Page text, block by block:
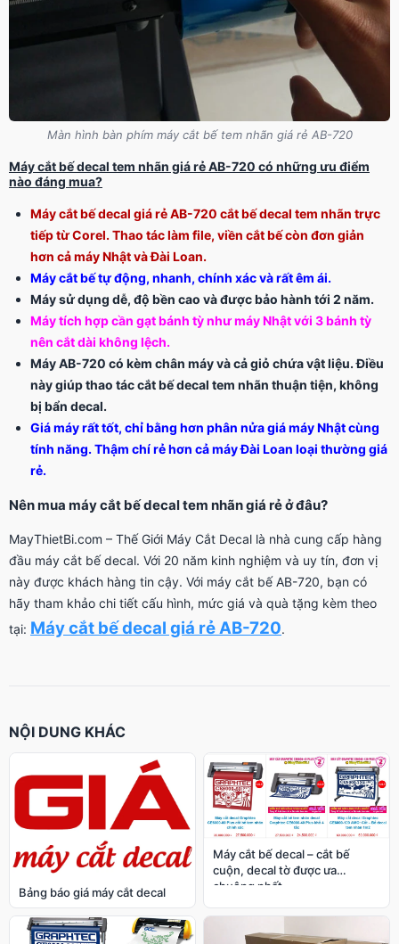
Màn hình bàn phím máy cắt bế tem nhãn giá rẻ AB-720
Máy cắt bế decal tem nhãn giá rẻ AB-720 có những ưu điểm
nào đáng mua?
Máy cắt bế decal giá rẻ AB-720 cắt bế decal tem nhãn trực
tiếp từ Corel. Thao tác làm file, viền cắt bế còn đơn giản
hơn cả máy Nhật và Đài Loan.
Máy cắt bế tự động, nhanh, chính xác và rất êm ái.
Máy sử dụng dễ, độ bền cao và được bảo hành tới 2 năm.
Máy tích hợp cần gạt bánh tỳ như máy Nhật với 3 bánh tỳ
nên cắt dài không lệch.
Máy AB-720 có kèm chân máy và cả giỏ chứa vật liệu. Điều
này giúp thao tác cắt bế decal tem nhãn thuận tiện, không
bị bẩn decal.
Giá máy rất tốt, chỉ bằng hơn phân nửa giá máy Nhật cùng
tính năng. Thậm chí rẻ hơn cả máy Đài Loan loại thường giá
rẻ.
Nên mua máy cắt bế decal tem nhãn giá rẻ ở đâu?
MayThietBi.com – Thế Giới Máy Cắt Decal là nhà cung cấp hàng
đầu máy cắt bế decal. Với 20 năm kinh nghiệm và uy tín, đơn vị
này được khách hàng tin cậy. Với máy cắt bế AB-720, bạn có
hãy tham khảo chi tiết cấu hình, mức giá và quà tặng kèm theo
tại: Máy cắt bế decal giá rẻ AB-720.
NỘI DUNG KHÁC
Bảng báo giá máy cắt decal
Máy cắt bế decal – cắt bế
cuộn, decal tờ được ưa
chuộng nhất